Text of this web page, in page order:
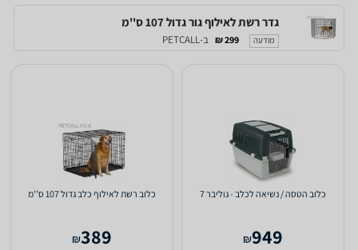
גדר רשת לאילוף גור גדול 107 ס''מ
מודעה 299 ₪ ב-PETCALL
כלוב הטסה / נשיאה לכלב - גוליבר 7
949
₪
כלוב רשת לאילוף כלב גדול 107 ס''מ
389
₪